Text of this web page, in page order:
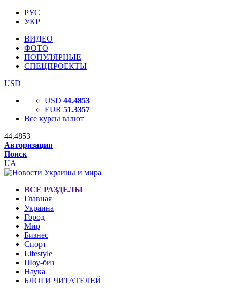
РУС
УКР
ВИДЕО
ФОТО
ПОПУЛЯРНЫЕ
СПЕЦПРОЕКТЫ
USD
USD 44.4853
EUR 51.3357
Все курсы валют
44.4853
Авторизация
Поиск
UA
ВСЕ РАЗДЕЛЫ
Главная
Украина
Город
Мир
Бизнес
Спорт
Lifestyle
Шоу-биз
Наука
БЛОГИ ЧИТАТЕЛЕЙ